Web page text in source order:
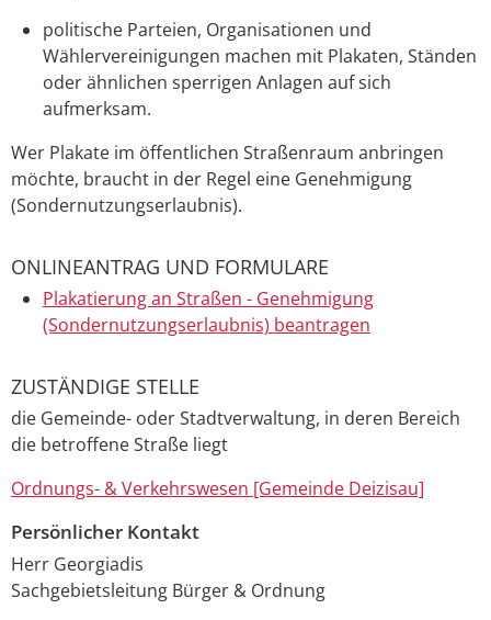
politische Parteien, Organisationen und
Wählervereinigungen machen mit Plakaten, Ständen
oder ähnlichen sperrigen Anlagen auf sich
aufmerksam.
Wer Plakate im öffentlichen Straßenraum anbringen
möchte, braucht in der Regel eine Genehmigung
(Sondernutzungserlaubnis).
ONLINEANTRAG UND FORMULARE
Plakatierung an Straßen - Genehmigung
(Sondernutzungserlaubnis) beantragen
ZUSTÄNDIGE STELLE
die Gemeinde- oder Stadtverwaltung, in deren Bereich
die betroffene Straße liegt
Ordnungs- & Verkehrswesen [Gemeinde Deizisau]
Persönlicher Kontakt
Herr Georgiadis
Sachgebietsleitung Bürger & Ordnung